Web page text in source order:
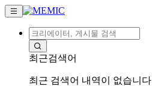
최근검색어
최근 검색어 내역이 없습니다